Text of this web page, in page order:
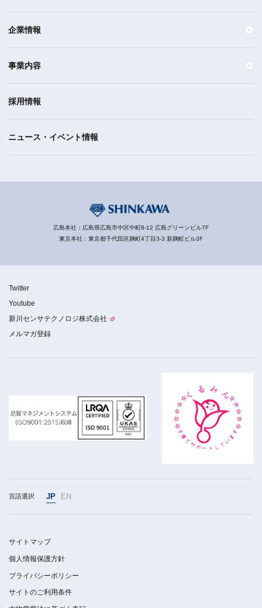
企業情報
事業内容
採用情報
ニュース・イベント情報
広島本社：広島県広島市中区中町8-12 広島グリーンビル7F
東京本社：東京都千代田区麹町4丁目3-3 新麹町ビル3F
Twitter
Youtube
新川センサテクノロジ株式会社
メルマガ登録
言語選択 JP EN
サイトマップ
個人情報保護方針
プライバシーポリシー
サイトのご利用条件